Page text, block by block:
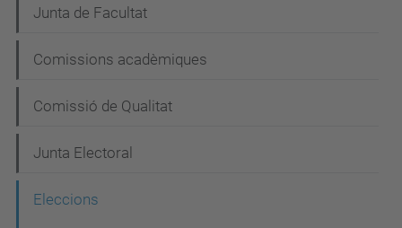
v
g
a
i
Junta de Facultat
Comissions acadèmiques
Comissió de Qualitat
Junta Electoral
Eleccions